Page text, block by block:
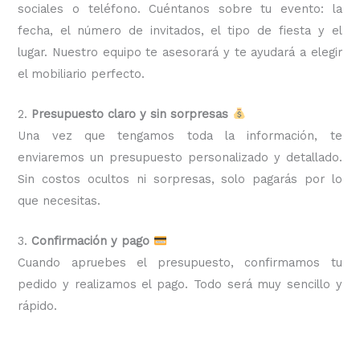
sociales o teléfono. Cuéntanos sobre tu evento: la
fecha, el número de invitados, el tipo de fiesta y el
lugar. Nuestro equipo te asesorará y te ayudará a elegir
el mobiliario perfecto.
2. Presupuesto claro y sin sorpresas
Una vez que tengamos toda la información, te
enviaremos un presupuesto personalizado y detallado.
Sin costos ocultos ni sorpresas, solo pagarás por lo
que necesitas.
3. Confirmación y pago
Cuando apruebes el presupuesto, confirmamos tu
pedido y realizamos el pago. Todo será muy sencillo y
rápido.